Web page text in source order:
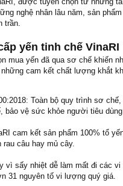
nghệ nhân lâu năm, sản
trần.
yến tinh chế VinaRI
mua yến đã qua sơ chế khiến
cam kết chất lượng khắt
Toàn bộ quy trình sơ
bảo vệ sức khỏe người tiêu
cam kết sản phẩm 100% tổ
câu hay mủ cây.
vì sấy nhiệt dễ làm mất đi các
31 nguyên tố vi lượng quý giá.